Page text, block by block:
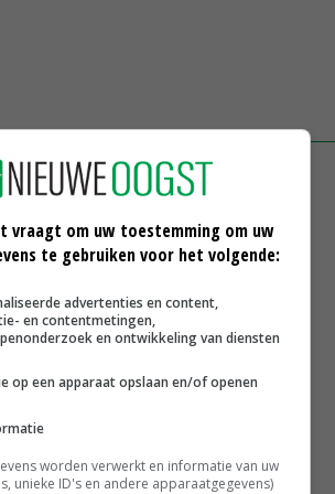
in Eindhoven gemaakt van
waarschuwen voor uitbreiding
2016
vraagt om uw toestemming om uw
te gebruiken voor het volgende:
advertenties en content,
en contentmetingen,
en ontwikkeling van diensten
op een apparaat opslaan en/of openen
worden verwerkt en informatie van uw
unieke ID's en andere apparaatgegevens)